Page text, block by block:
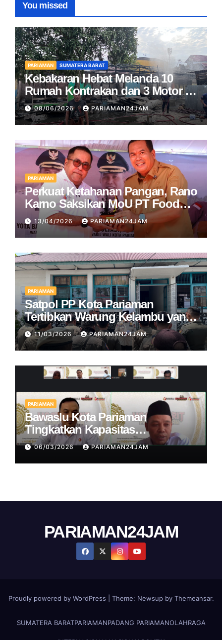
You missed
PARIAMAN SUMATERA BARAT
Kebakaran Hebat Melanda 10
Rumah Kontrakan dan 3 Motor di
Pariaman
08/06/2026 PARIAMAN24JAM
PARIAMAN
Perkuat Ketahanan Pangan, Rano
Karno Saksikan MoU PT Food
Station dan Pemko Pariaman
13/04/2026 PARIAMAN24JAM
PARIAMAN
Satpol PP Kota Pariaman
Tertibkan Warung Kelambu yang
Beroperasi di Bulan Ramadan
11/03/2026 PARIAMAN24JAM
PARIAMAN
Bawaslu Kota Pariaman
Tingkatkan Kapasitas
Penegakkan Hukum Pemulu dan
Pemilihan di Kegiatan
Ngabuburit Pengawasan
06/03/2026 PARIAMAN24JAM
PARIAMAN24JAM
Proudly powered by WordPress Theme: Newsupby Themeansar.
SUMATERA BARATPARIAMANPADANG PARIAMANOLAHRAGA